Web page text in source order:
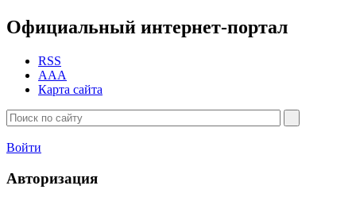
Официальный интернет-портал
RSS
AAA
Карта сайта
Войти
Авторизация